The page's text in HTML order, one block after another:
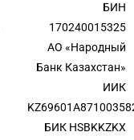
БИН
170240015325
АО «Народный
Банк Казахстан»
ИИК
БИК HSBKKZKX